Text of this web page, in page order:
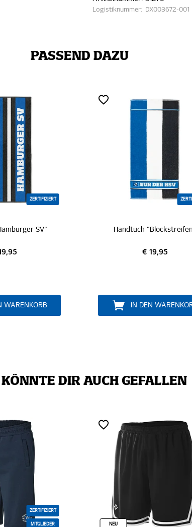
Logistiknummer: DX003672-001
PASSEND DAZU
ZERTIFIZIERT
Handtuch "Blockstreifen"
IN DEN WARENKORB
DIR AUCH GEFALLEN
NEU